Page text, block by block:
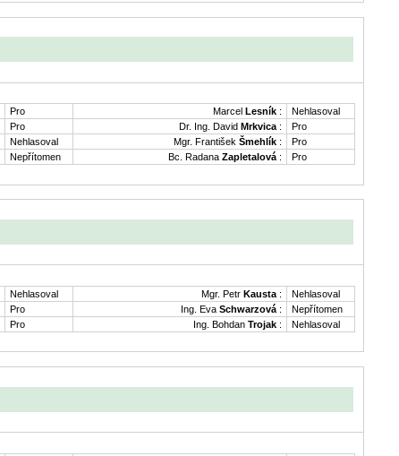
Pro Marcel Lesník :
Nehlasoval
Pro Dr. Ing. David Mrkvica:
Pro
Nehlasoval Mgr. František Šmehlík :
Pro
Nepřítomen Bc. Radana Zapletalová: Pro
Nehlasoval Mgr. Petr Kausta :
Nehlasoval
Pro Ing. Eva Schwarzová :
Nepřítomen
Pro Ing. Bohdan Trojak : Nehlasoval